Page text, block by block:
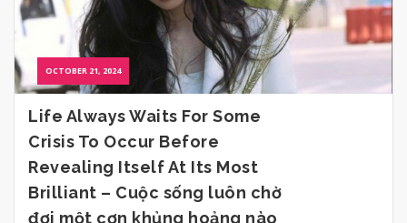
OCTOBER 21, 2024
Life Always Waits For Some
Crisis To Occur Before
Revealing Itself At Its Most
Brilliant – Cuộc sống luôn chờ
đợi một cơn khủng hoảng nào